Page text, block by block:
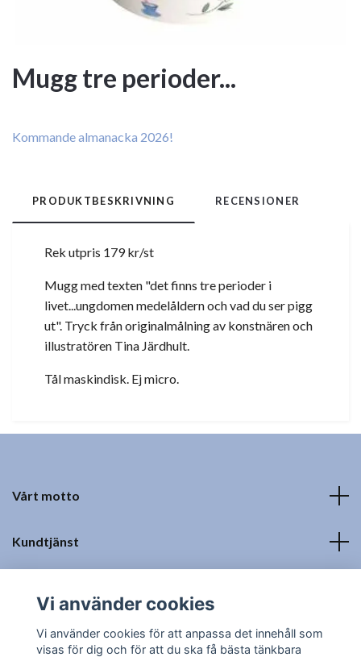
Mugg tre perioder...
Kommande almanacka 2026!
PRODUKTBESKRIVNING RECENSIONER
Rek utpris 179 kr/st
Mugg med texten "det finns tre perioder i
livet...ungdomen medelåldern och vad du ser pigg
ut". Tryck från originalmålning av konstnären och
illustratören Tina Järdhult.
Tål maskindisk. Ej micro.
Vårt motto
Kundtjänst
Sociala medier
Vi använder cookies
Vi använder cookies för att anpassa det innehåll som
visas för dig och för att du ska få bästa tänkbara